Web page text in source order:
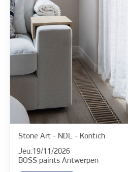
Stone Art - NDL - Kontich
Jeu.19/11/2026
BOSS paints Antwerpen